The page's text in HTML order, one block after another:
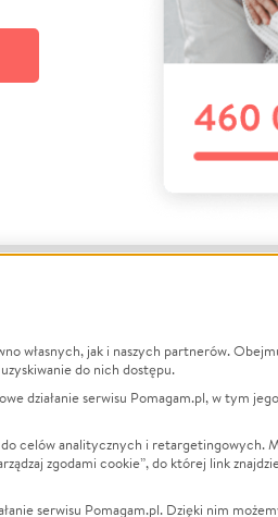
O nas
Opinie
Raporty
Za darmo
własnych, jak i naszych partnerów.
do nich dostępu.
działanie serwisu Pomagam.pl, w tym
celów analitycznych i retargetingowych.
zgodami cookie”, do której link
serwisu Pomagam.pl. Dzięki nim